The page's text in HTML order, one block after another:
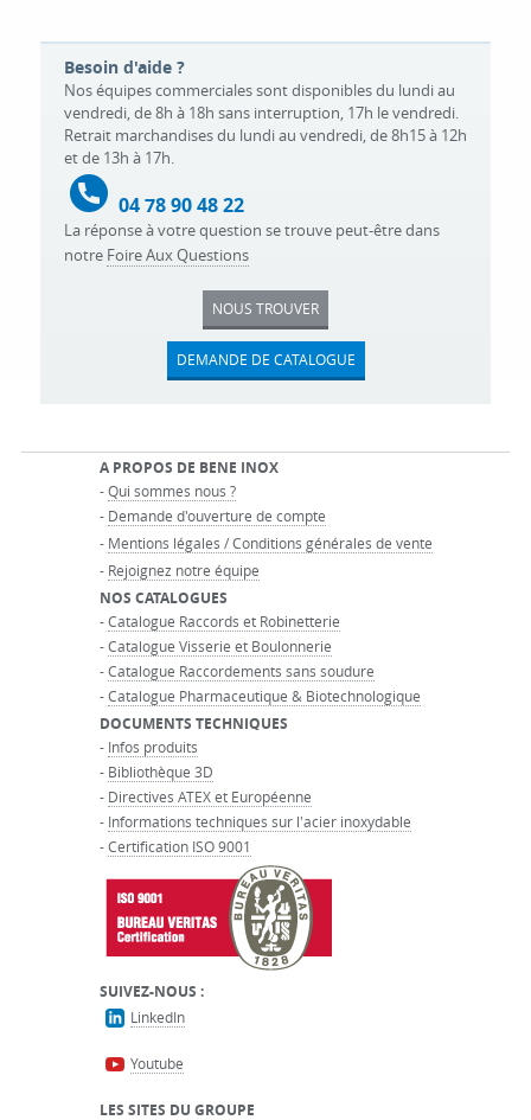
Besoin d'aide ?
Nos équipes commerciales sont disponibles du lundi au
vendredi, de 8h à 18h sans interruption, 17h le vendredi.
Retrait marchandises du lundi au vendredi, de 8h15 à 12h
et de 13h à 17h.
04 78 90 48 22
La réponse à votre question se trouve peut-être dans
notre Foire Aux Questions
NOUS TROUVER
DEMANDE DE CATALOGUE
A PROPOS DE BENE INOX
-Qui sommes nous ?
- Demande d'ouverture de compte
- Mentions légales / Conditions générales de vente
- Rejoignez notre équipe
NOS CATALOGUES
-Catalogue Raccords et Robinetterie
-Catalogue Visserie et Boulonnerie
-Catalogue Raccordements sans soudure
-Catalogue Pharmaceutique & Biotechnologique
DOCUMENTS TECHNIQUES
- Infos produits
- Bibliothèque 3D
- Directives ATEX et Européenne
- Informations techniques sur l'acier inoxydable
-Certification ISO 9001
SUIVEZ-NOUS :
LinkedIn
Youtube
LES SITES DU GROUPE